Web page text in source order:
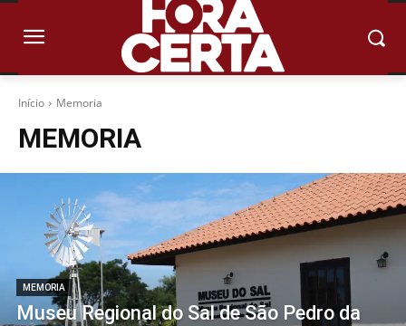
Início Memoria
MEMORIA
MEMORIA
Museu Regional do Sal de São Pedro da